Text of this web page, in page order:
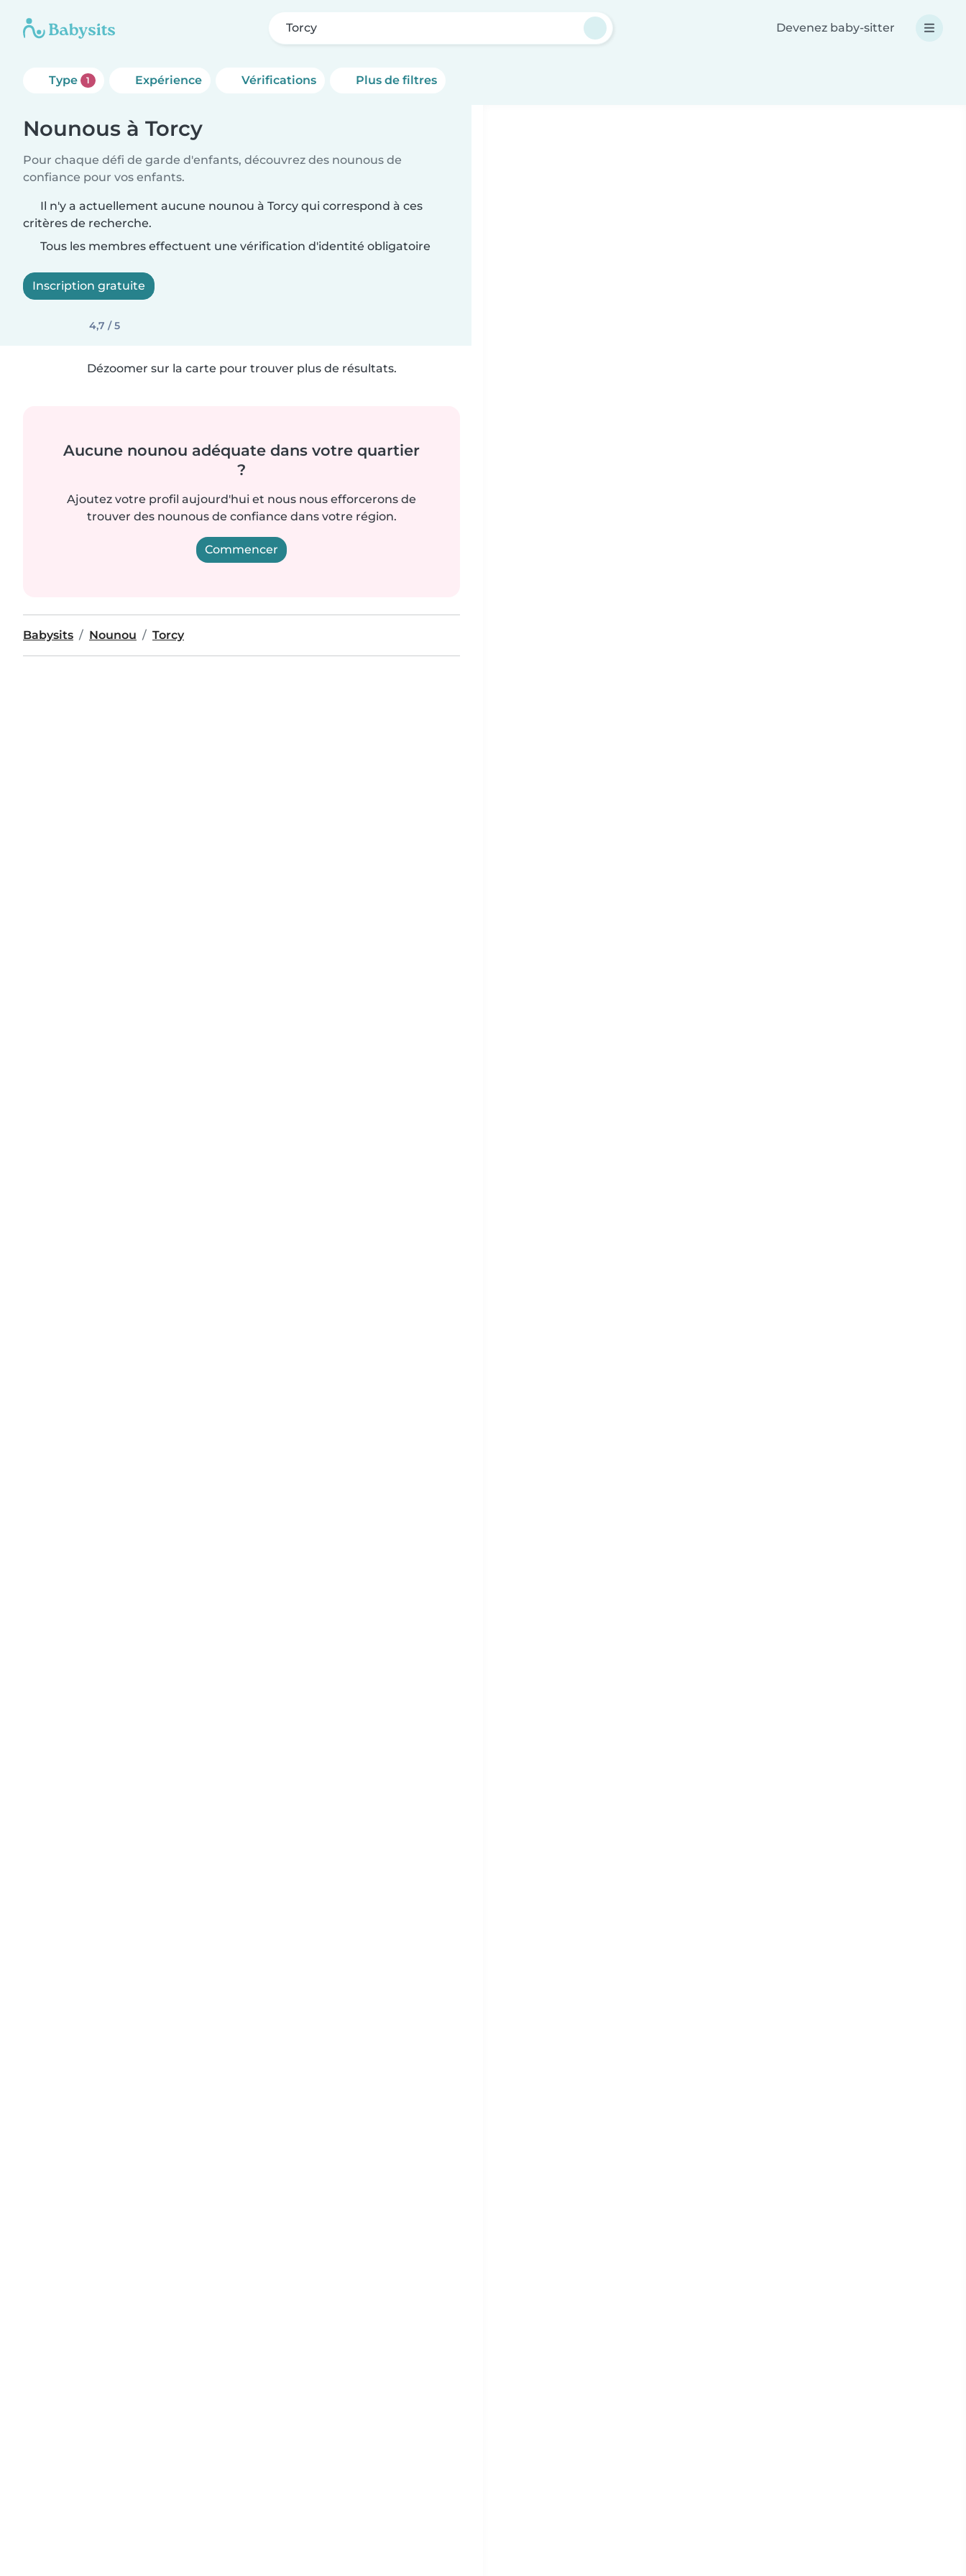
Torcy Devenez baby-sitter
Type 1 Expérience Vérifications Plus de filtres
Nounous à Torcy
Pour chaque défi de garde d'enfants, découvrez des nounous de
confiance pour vos enfants.
Il n'y a actuellement aucune nounou à Torcy qui correspond à ces
critères de recherche.
Tous les membres effectuent une vérification d'identité obligatoire
Inscription gratuite
4,7 / 5
Dézoomer sur la carte pour trouver plus de résultats.
Aucune nounou adéquate dans votre quartier
?
Ajoutez votre profil aujourd'hui et nous nous efforcerons de
trouver des nounous de confiance dans votre région.
Commencer
Babysits Nounou Torcy